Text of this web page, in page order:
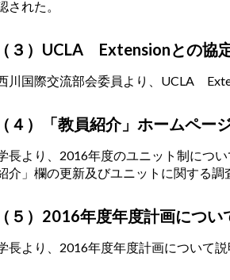
された。
（３）UCLA Extensionとの協
川国際交流部会委員より、UCLA
（４）「教員紹介」ホームペ
長より、2016年度のユニット制につ
介」欄の更新及びユニットに関する調
（５）2016年度年度計画につい
長より、2016年度年度計画について説